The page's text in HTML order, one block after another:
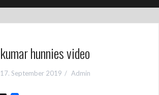
kumar hunnies video
17. September 2019 Admin